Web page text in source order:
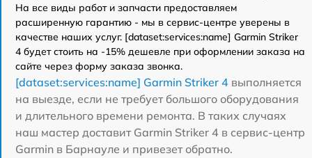
На все виды работ и запчасти предоставляем
расширенную гарантию - мы в сервис-центре уверены в
качестве наших услуг. [dataset:services:name] Garmin Striker
4 будет стоить на -15% дешевле при оформлении заказа на
сайте через форму заказа звонка.
[dataset:services:name] Garmin Striker 4 выполняется
на выезде, если не требует большого оборудования
и длительного времени ремонта. В таких случаях
наш мастер доставит Garmin Striker 4 в сервис-центр
Garmin в Барнауле и привезет обратно.